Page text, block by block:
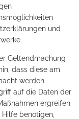
und
Geltendmachung
dass diese am
werden
auf die Daten der
ergreifen
benötigen,